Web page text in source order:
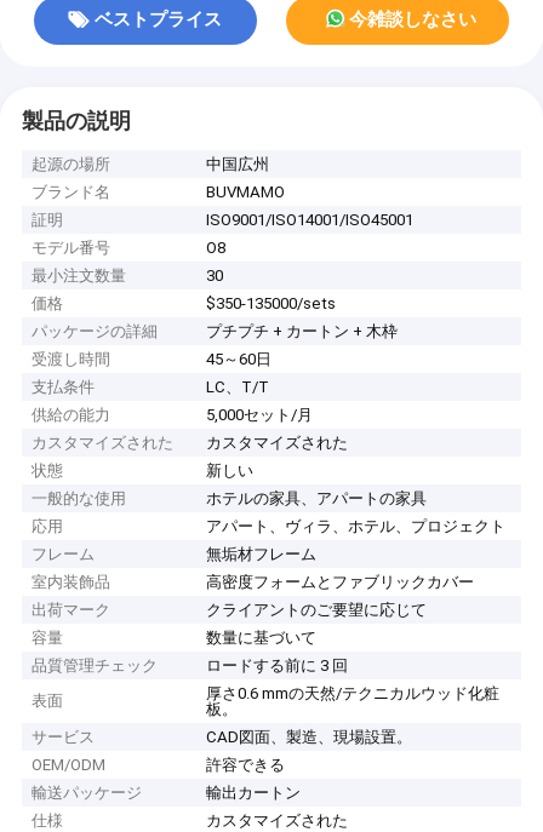
ベストプライス 今雑談しなさい
製品の説明
起源の場所
中国広州
ブランド名
BUVMAMO
証明
ISO9001/ISO14001/ISO45001
モデル番号
O8
最小注文数量
30
価格
$350-135000/sets
パッケージの詳細
プチプチ + カートン + 木枠
受渡し時間
45～60日
支払条件
LC、T/T
供給の能力
5,000セット/月
カスタマイズされた
カスタマイズされた
状態
新しい
一般的な使用
ホテルの家具、アパートの家具
応用
アパート、ヴィラ、ホテル、プロジェクト
フレーム
無垢材フレーム
室内装飾品
高密度フォームとファブリックカバー
出荷マーク
クライアントのご要望に応じて
容量
数量に基づいて
品質管理チェック
ロードする前に 3 回
表面
厚さ0.6 mmの天然/テクニカルウッド化粧
板。
サービス
CAD図面、製造、現場設置。
OEM/ODM
許容できる
輸送パッケージ
輸出カートン
仕様
カスタマイズされた